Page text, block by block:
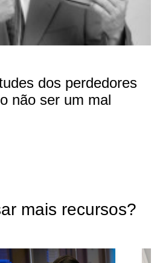
dos perdedores
não ser um mal
mais recursos?